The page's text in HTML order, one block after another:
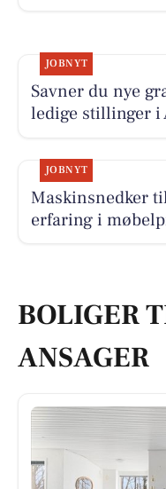
JOBNYT
Savner du nye
ledige stillinger i
JOBNYT
Maskinsnedker
erfaring i
BOLIGER
ANSAGER